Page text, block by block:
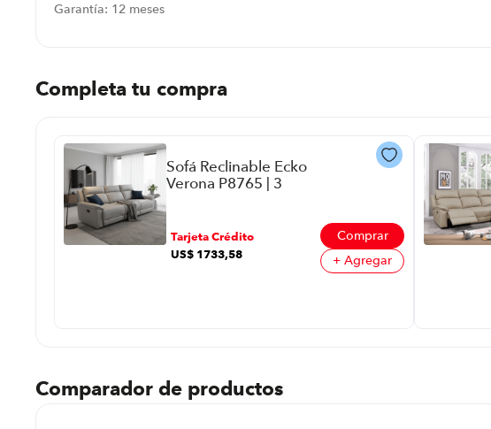
Garantía: 12 meses
Completa tu compra
Sofá Reclinable Ecko
Verona P8765 | 3
Tarjeta Crédito
US$ 1733,58
Comprar
+ Agregar
Comparador de productos